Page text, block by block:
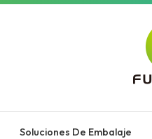
Soluciones De Embalaje